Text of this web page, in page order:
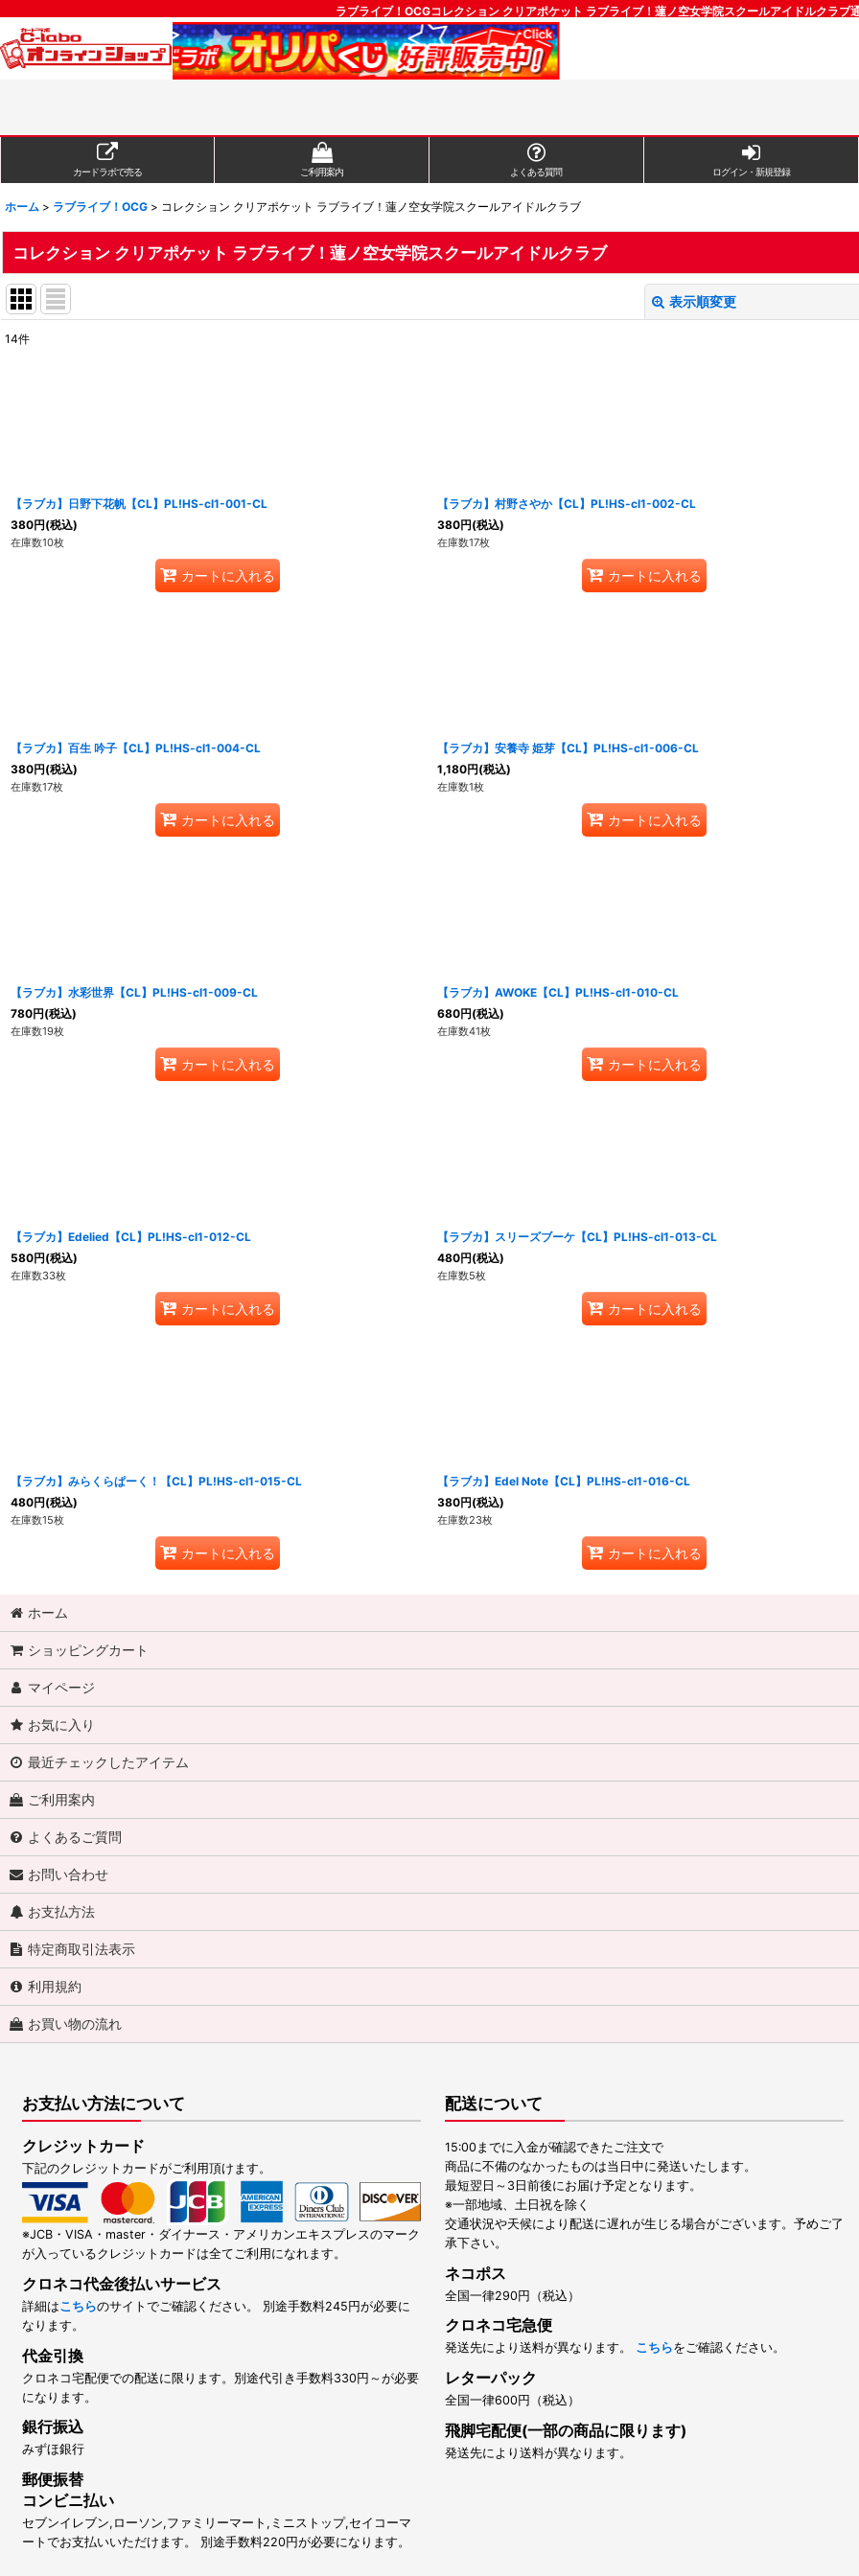
ラブライブ！OCGコレクション クリアポケット ラブライブ！蓮ノ空女学院スクールアイドルクラブ
カードラボで売る ご利用案内 よくある質問 ログイン・新規登録
ホーム > ラブライブ！OCG > コレクション クリアポケット ラブライブ！蓮ノ空女学院スクールアイドルクラブ
コレクション クリアポケット ラブライブ！蓮ノ空女学院スクールアイドルクラブ
表示順変更
14件
【ラブカ】日野下花帆【CL】PL!HS-cl1-001-CL
380円(税込)
在庫数10枚
カートに入れる
【ラブカ】村野さやか【CL】PL!HS-cl1-002-CL
380円(税込)
在庫数17枚
カートに入れる
【ラブカ】百生 吟子【CL】PL!HS-cl1-004-CL
380円(税込)
在庫数17枚
カートに入れる
【ラブカ】安養寺 姫芽【CL】PL!HS-cl1-006-CL
1,180円(税込)
在庫数1枚
カートに入れる
【ラブカ】水彩世界【CL】PL!HS-cl1-009-CL
780円(税込)
在庫数19枚
カートに入れる
【ラブカ】AWOKE【CL】PL!HS-cl1-010-CL
680円(税込)
在庫数41枚
カートに入れる
【ラブカ】Edelied【CL】PL!HS-cl1-012-CL
580円(税込)
在庫数33枚
カートに入れる
【ラブカ】スリーズブーケ【CL】PL!HS-cl1-013-CL
480円(税込)
在庫数5枚
カートに入れる
【ラブカ】みらくらぱーく！【CL】PL!HS-cl1-015-CL
480円(税込)
在庫数15枚
カートに入れる
【ラブカ】Edel Note【CL】PL!HS-cl1-016-CL
380円(税込)
在庫数23枚
カートに入れる
ホーム
ショッピングカート
マイページ
お気に入り
最近チェックしたアイテム
ご利用案内
よくあるご質問
お問い合わせ
お支払方法
特定商取引法表示
利用規約
お買い物の流れ
お支払い方法について
クレジットカード
下記のクレジットカードがご利用頂けます。
※JCB・VISA・master・ダイナース・アメリカンエキスプレスのマーク
が入っているクレジットカードは全てご利用になれます。
クロネコ代金後払いサービス
詳細はこちらのサイトでご確認ください。 別途手数料245円が必要に
なります。
代金引換
クロネコ宅配便での配送に限ります。別途代引き手数料330円～が必要
になります。
銀行振込
みずほ銀行
郵便振替
コンビニ払い
セブンイレブン,ローソン,ファミリーマート,ミニストップ,セイコーマ
ートでお支払いいただけます。 別途手数料220円が必要になります。
配送について
15:00までに入金が確認できたご注文で
商品に不備のなかったものは当日中に発送いたします。
最短翌日～3日前後にお届け予定となります。
※一部地域、土日祝を除く
交通状況や天候により配送に遅れが生じる場合がございます。予めご了
承下さい。
ネコポス
全国一律290円（税込）
クロネコ宅急便
発送先により送料が異なります。 こちらをご確認ください。
レターパック
全国一律600円（税込）
飛脚宅配便(一部の商品に限ります)
発送先により送料が異なります。